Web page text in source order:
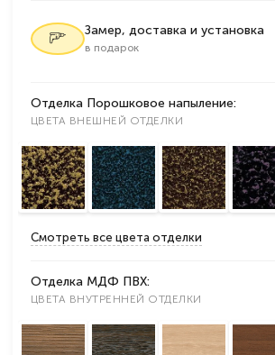
Замер, доставка и установка
в подарок
Отделка Порошковое напыление:
ЦВЕТА ВНЕШНЕЙ ОТДЕЛКИ
Смотреть все цвета отделки
Отделка МДФ ПВХ:
ЦВЕТА ВНУТРЕННЕЙ ОТДЕЛКИ